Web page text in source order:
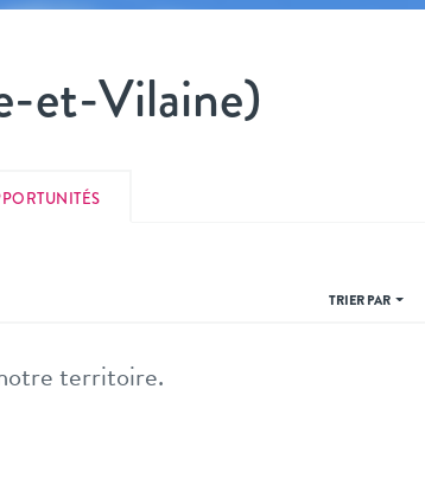
et-Vilaine)
TRIER PAR
territoire.